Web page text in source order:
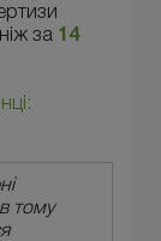
за 14
тому